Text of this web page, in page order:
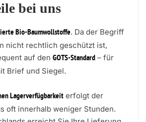
bei uns
Bio-Baumwollstoffe. Da der Begriff
nicht rechtlich geschützt ist,
auf den GOTS-Standard – für
Brief und Siegel.
Lagerverfügbarkeit erfolgt der
oft innerhalb weniger Stunden.